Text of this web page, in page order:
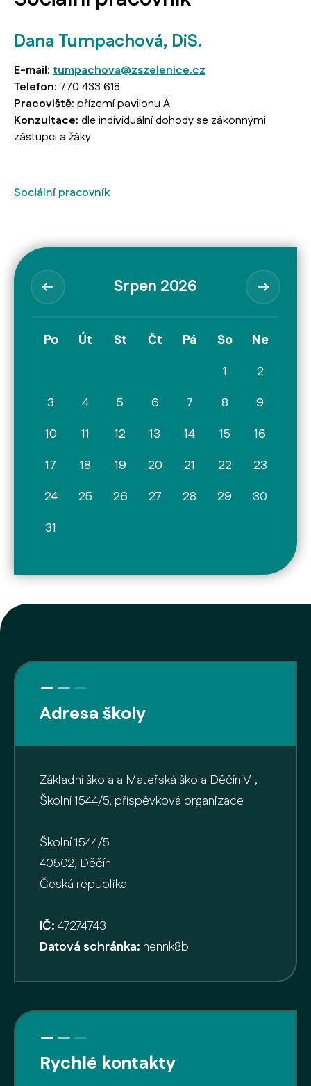
Dana Tumpachová, DiS.
E-mail: tumpachova@zszelenice.cz
Telefon: 770 433 618
Pracoviště: přízemí pavilonu A
Konzultace: dle individuální dohody se zákonnými
zástupci a žáky
Sociální pracovník
Srpen 2026
Po Út St Čt Pá So
Ne
1
2
3
4 5 6 7 8
9
10
11 12 13 14 15
16
17
18 19 20 21 22
23
24
25 26 27 28 29
30
31
Adresa školy
Základní škola a Mateřská škola Děčín VI,
Školní 1544/5, příspěvková organizace
Školní 1544/5
40502, Děčín
Česká republika
IČ:47274743
Datová schránka: nennk8b
Rychlé kontakty